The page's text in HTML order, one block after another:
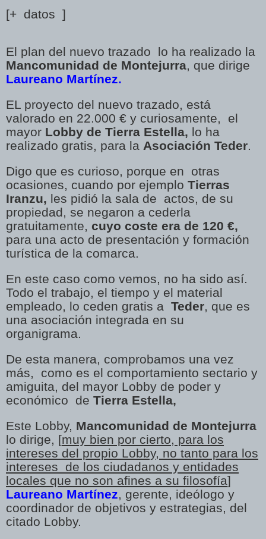
[+ datos ]
El plan del nuevo trazado lo ha realizado la
Mancomunidad de Montejurra, que dirige
Laureano Martínez.
EL proyecto del nuevo trazado, está
valorado en 22.000 € y curiosamente, el
mayor Lobby de Tierra Estella, lo ha
realizado gratis, para la Asociación Teder.
Digo que es curioso, porque en otras
ocasiones, cuando por ejemplo Tierras
Iranzu, les pidió la sala de actos, de su
propiedad, se negaron a cederla
gratuitamente, cuyo coste era de 120 €,
para una acto de presentación y formación
turística de la comarca.
En este caso como vemos, no ha sido así.
Todo el trabajo, el tiempo y el material
empleado, lo ceden gratis a Teder, que es
una asociación integrada en su
organigrama.
De esta manera, comprobamos una vez
más, como es el comportamiento sectario y
amiguita, del mayor Lobby de poder y
económico de Tierra Estella,
Este Lobby, Mancomunidad de Montejurra
lo dirige, [muy bien por cierto, para los
intereses del propio Lobby, no tanto para los
intereses de los ciudadanos y entidades
locales que no son afines a su filosofía]
Laureano Martínez, gerente, ideólogo y
coordinador de objetivos y estrategias, del
citado Lobby.